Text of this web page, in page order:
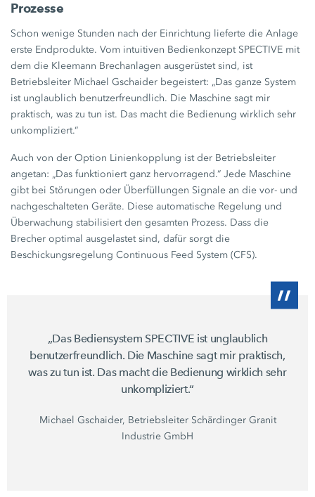
Prozesse
Schon wenige Stunden nach der Einrichtung lieferte die Anlage
erste Endprodukte. Vom intuitiven Bedienkonzept SPECTIVE mit
dem die Kleemann Brechanlagen ausgerüstet sind, ist
Betriebsleiter Michael Gschaider begeistert: „Das ganze System
ist unglaublich benutzerfreundlich. Die Maschine sagt mir
praktisch, was zu tun ist. Das macht die Bedienung wirklich sehr
unkompliziert.“
Auch von der Option Linienkopplung ist der Betriebsleiter
angetan: „Das funktioniert ganz hervorragend.“ Jede Maschine
gibt bei Störungen oder Überfüllungen Signale an die vor- und
nachgeschalteten Geräte. Diese automatische Regelung und
Überwachung stabilisiert den gesamten Prozess. Dass die
Brecher optimal ausgelastet sind, dafür sorgt die
Beschickungsregelung Continuous Feed System (CFS).
„Das Bediensystem SPECTIVE ist unglaublich
benutzerfreundlich. Die Maschine sagt mir praktisch,
was zu tun ist. Das macht die Bedienung wirklich sehr
unkompliziert.“
Michael Gschaider, Betriebsleiter Schärdinger Granit
Industrie GmbH